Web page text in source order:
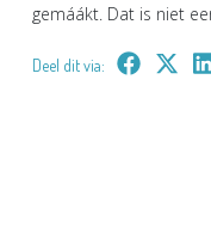
gemáákt. Dat is niet
Deel dit via: